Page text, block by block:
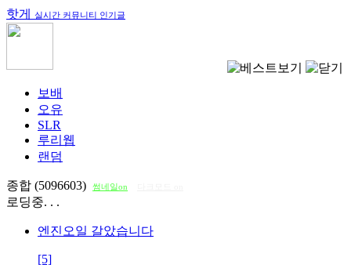
핫게 실시간 커뮤니티 인기글
보배
오유
SLR
루리웹
랜덤
종합 (5096603) 썸네일on
로딩중. . .
엔진오일 갈았습니다
[5]